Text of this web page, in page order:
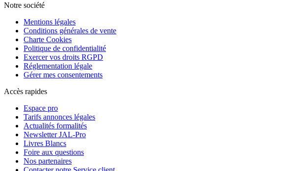
Notre société
Mentions légales
Conditions générales de vente
Charte Cookies
Politique de confidentialité
Exercer vos droits RGPD
Réglementation légale
Gérer mes consentements
Accès rapides
Espace pro
Tarifs annonces légales
Actualités formalités
Newsletter JAL-Pro
Livres Blancs
Foire aux questions
Nos partenaires